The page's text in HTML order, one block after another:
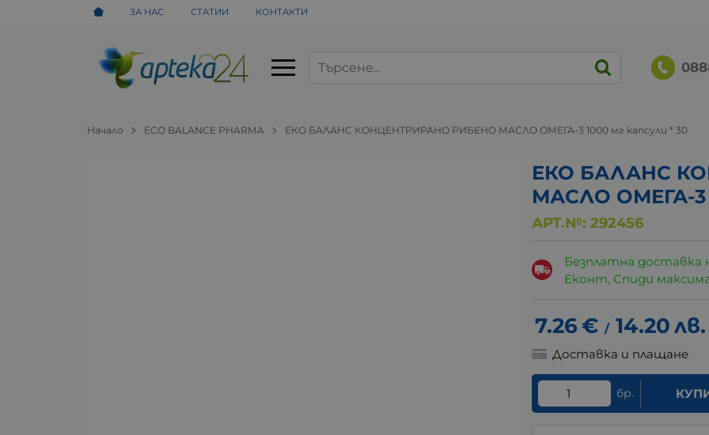
ЗА НАС СТАТИИ КОНТАКТИ
Начало ECO BALANCE PHARMA ЕКО БАЛАНС КОНЦЕНТРИРАНО РИБЕНО МАСЛО ОМЕГА-3 1000 мг капсули * 30
ЕКО БАЛАНС
МАСЛО ОМЕГА-3
АРТ.№: 292456
Безплатна доставка
Еконт, Спиди
7.26€ / 14.20лв.
Доставка и плащане
бр.